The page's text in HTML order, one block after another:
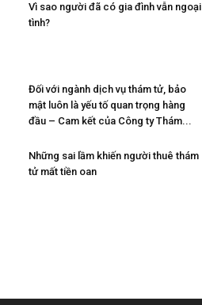
Vì sao người đã có gia đình vẫn ngoại
tình?
Đối với ngành dịch vụ thám tử, bảo
mật luôn là yếu tố quan trọng hàng
đầu – Cam kết của Công ty Thám...
Những sai lầm khiến người thuê thám
tử mất tiền oan